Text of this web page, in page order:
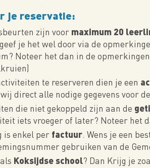
je reservatie:
zijn voor maximum 20
je het wel door via de
Noteer het dan in de
te reserveren dien je een
direct alle nodige gegevens voor
die niet gekoppeld zijn aan de
iets vroeger of later? Noteer het
is enkel per factuur. Wens je een
gebruiken van de
Koksijdse school? Dan Krijg je